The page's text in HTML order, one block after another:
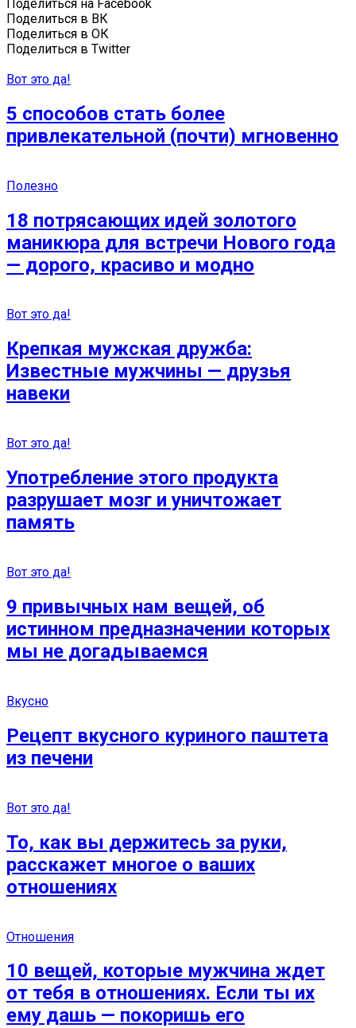
Поделиться на Facebook
Поделиться в ВК
Поделиться в ОК
Поделиться в Twitter
Вот это да!
5 способов стать более
привлекательной (почти) мгновенно
Полезно
18 потрясающих идей золотого
маникюра для встречи Нового года
— дорого, красиво и модно
Вот это да!
Крепкая мужская дружба:
Известные мужчины — друзья
навеки
Вот это да!
Употребление этого продукта
разрушает мозг и уничтожает
память
Вот это да!
9 привычных нам вещей, об
истинном предназначении которых
мы не догадываемся
Вкусно
Рецепт вкусного куриного паштета
из печени
Вот это да!
То, как вы держитесь за руки,
расскажет многое о ваших
отношениях
Отношения
10 вещей, которые мужчина ждет
от тебя в отношениях. Если ты их
ему дашь — покоришь его